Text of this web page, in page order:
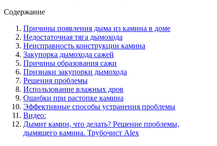
Содержание
Причины появления дыма из камина в доме
Недостаточная тяга дымохода
Неисправность конструкции камина
Закупорка дымохода сажей
Причины образования сажи
Признаки закупорки дымохода
Решения проблемы
Использование влажных дров
Ошибки при растопке камина
Эффективные способы устранения проблемы
Видео:
Дымит камин, что делать? Решение проблемы,
дымящего камина. Трубочист Alex